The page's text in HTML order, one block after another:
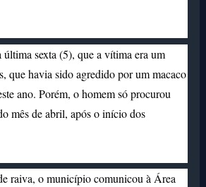
sexta (5), que a vítima era um
que havia sido agredido por um macaco
ano. Porém, o homem só procurou
mês de abril, após o início dos
raiva, o município comunicou à Área